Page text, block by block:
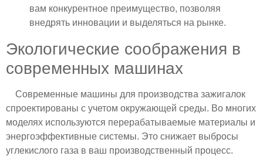
вам конкурентное преимущество, позволяя
внедрять инновации и выделяться на рынке.
Экологические соображения в
современных машинах
Современные машины для производства зажигалок
спроектированы с учетом окружающей среды. Во многих
моделях используются перерабатываемые материалы и
энергоэффективные системы. Это снижает выбросы
углекислого газа в ваш производственный процесс.